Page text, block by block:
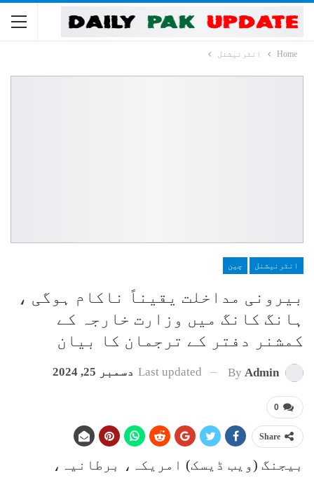
Home انٹرنیشنل
انٹرنیشنل چین
بیرونی مداخلت یقیناً ناکام ہوگی ،
ہانگ کانگ میں وزارت خارجہ کے
کمشنر دفتر کے ترجمان کا بیان
By Admin
Last updated دسمبر 25, 2024
0
Share
بیجنگ (ویب ڈیسک) امریکہ، برطانیہ،